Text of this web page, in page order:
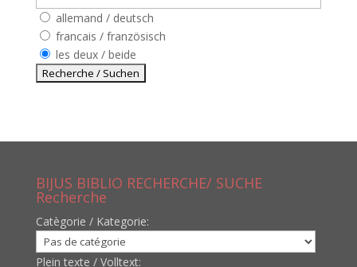
allemand / deutsch
francais / französisch
les deux / beide
BIJUS BIBLIO RECHERCHE/ SUCHE
Recherche
Catègorie / Kategorie:
Plein texte / Volltext: